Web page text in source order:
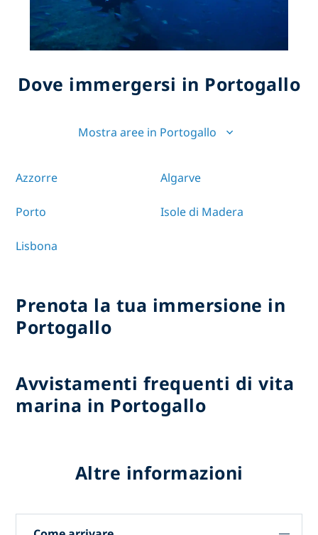
Dove immergersi in Portogallo
Mostra aree in Portogallo
Azzorre Algarve
Porto Isole di Madera
Lisbona
Prenota la tua immersione in
Portogallo
Avvistamenti frequenti di vita
marina in Portogallo
Altre informazioni